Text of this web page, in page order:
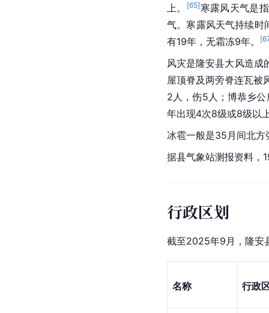
上。
[65]寒露风天气是
气。寒露风天气持续时
有19年，无霜冻9年。
[
风灾是隆安县大风造成
屋顶脊及两旁脊连瓦被
2人，伤5人；博恭乡公
年出现4次8级或8级以
冰雹一般是35月间北
据县气象站测报资料，
行政区划
截至2025年9月，隆安
名称 行政